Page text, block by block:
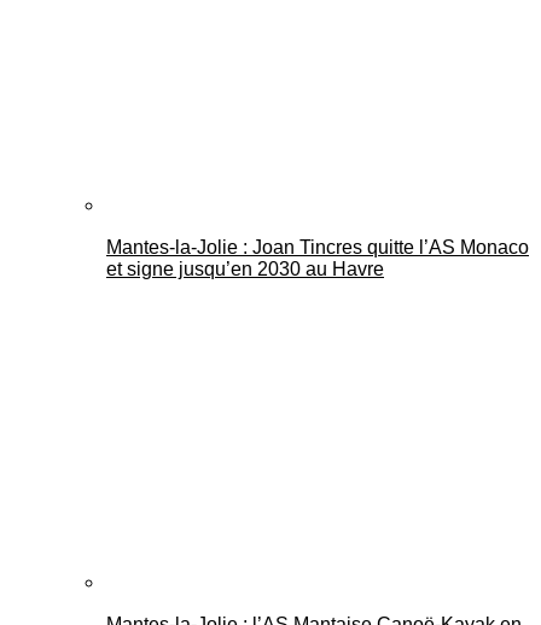
Mantes-la-Jolie : Joan Tincres quitte l’AS Monaco
et signe jusqu’en 2030 au Havre